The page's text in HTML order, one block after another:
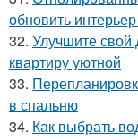
обновить
32. Улучшите свой
квартиру уютной
33.
в спальню
34. Как выбрать